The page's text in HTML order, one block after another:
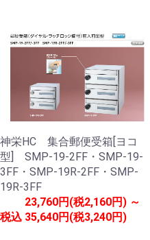
神栄HC 集合郵便受箱[ヨコ
型] SMP-19-2FF・SMP-19-
3FF・SMP-19R-2FF・SMP-
19R-3FF
税込
23,760円(税2,160円) ～
35,640円(税3,240円)